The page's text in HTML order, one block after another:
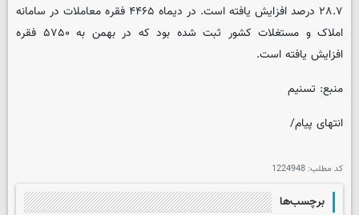
۲۸.۷ درصد افزایش یافته است. در دیماه ۴۴۶۵ فقره معاملات در سامانه
املاک و مستغلات کشور ثبت شده بود که در بهمن به ۵۷۵۰ فقره
افزایش یافته است.
منبع: تسنیم
انتهای پیام/
کد مطلب: 1224948
برچسب‌ها